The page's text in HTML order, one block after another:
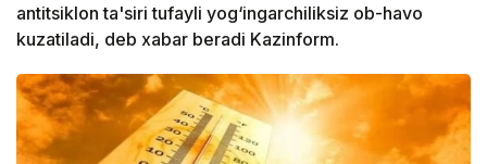
antitsiklon ta'siri tufayli yog‘ingarchiliksiz ob-havo
kuzatiladi, deb xabar beradi Kazinform.